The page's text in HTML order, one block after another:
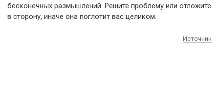
бесконечных размышлений. Решите проблему или отложите
в сторону, иначе она поглотит вас целиком.
Источник